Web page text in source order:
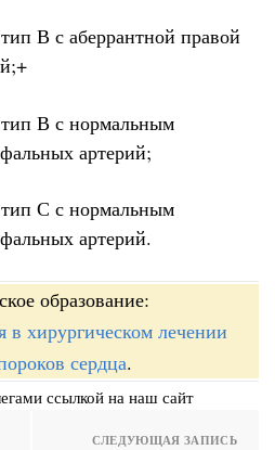
В с аберрантной правой
В с нормальным
артерий;
С с нормальным
артерий.
образование:
в хирургическом лечении
сердца.
ссылкой на наш сайт
СЛЕДУЮЩАЯ ЗАПИСЬ